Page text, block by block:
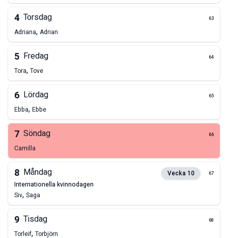
4 Torsdag 63
Adriana, Adrian
5 Fredag 64
Tora, Tove
6 Lördag 65
Ebba, Ebbe
7 Söndag 66
Camilla
8 Måndag Vecka 10 67
internationella kvinnodagen
Siv, Saga
9 Tisdag 68
Torleif, Torbjörn